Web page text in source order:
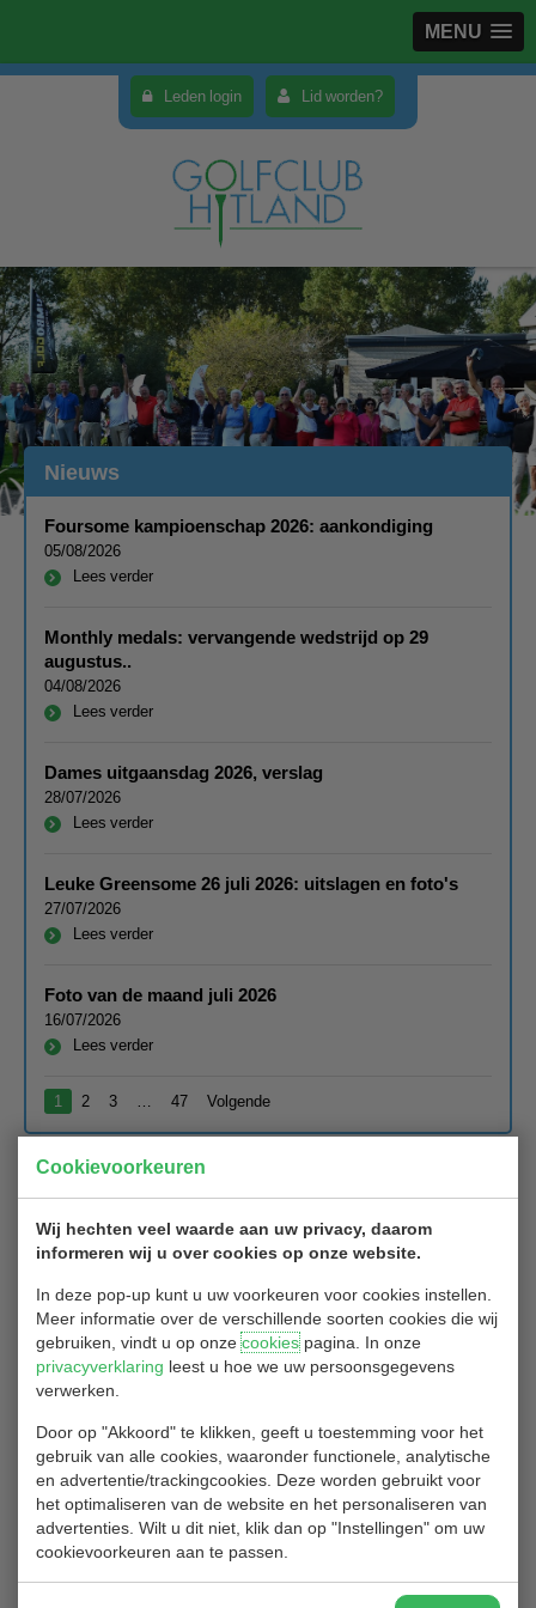
MENU
Cookievoorkeuren
Wij hechten veel waarde aan uw privacy, daarom
informeren wij u over cookies op onze website.
In deze pop-up kunt u uw voorkeuren voor cookies instellen.
Meer informatie over de verschillende soorten cookies die wij
gebruiken, vindt u op onzecookiespagina. In onze
privacyverklaring leest u hoe we uw persoonsgegevens
verwerken.
Door op "Akkoord" te klikken, geeft u toestemming voor het
gebruik van alle cookies, waaronder functionele, analytische
en advertentie/trackingcookies. Deze worden gebruikt voor
het optimaliseren van de website en het personaliseren van
advertenties. Wilt u dit niet, klik dan op "Instellingen" om uw
cookievoorkeuren aan te passen.
Leden login Lid worden?
Nieuws
Foursome kampioenschap 2026: aankondiging
05/08/2026
Lees verder
Monthly medals: vervangende wedstrijd op 29
augustus..
04/08/2026
Lees verder
Dames uitgaansdag 2026, verslag
28/07/2026
Lees verder
Leuke Greensome 26 juli 2026: uitslagen en foto's
27/07/2026
Lees verder
Foto van de maand juli 2026
16/07/2026
Lees verder
1 2 3 47 Volgende
Jouw WHS handicap wordt 4 januari
zichtbaar
Beste leden,
onze leverancier Intogolf is druk doende het WHS systeem te
integreren in onze software.
ledenomgeving en de webapp.
We zijn reuze benieuwd met welke WHS handicap een ieder het
nieuwe jaar daadwerkelijk gaat beginnen! Was jouw
verwachting correct of is het toch een verrassing?
We weten het binnenkort. Uitgebreide informatie vind je door